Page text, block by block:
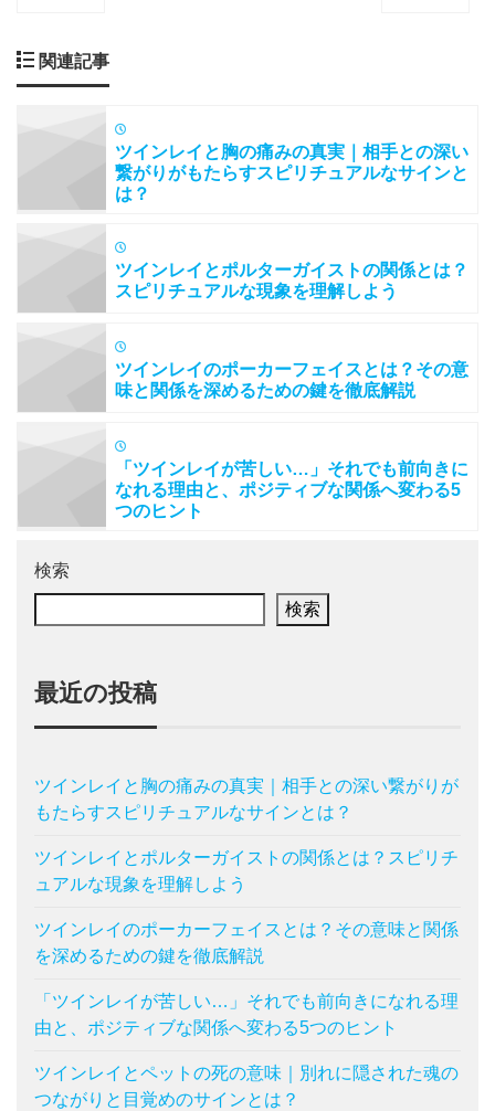
関連記事
ツインレイと胸の痛みの真実｜相手との深い
繋がりがもたらすスピリチュアルなサインと
は？
ツインレイとポルターガイストの関係とは？
スピリチュアルな現象を理解しよう
ツインレイのポーカーフェイスとは？その意
味と関係を深めるための鍵を徹底解説
「ツインレイが苦しい…」それでも前向きに
なれる理由と、ポジティブな関係へ変わる5
つのヒント
検索
検索
最近の投稿
ツインレイと胸の痛みの真実｜相手との深い繋がりが
もたらすスピリチュアルなサインとは？
ツインレイとポルターガイストの関係とは？スピリチ
ュアルな現象を理解しよう
ツインレイのポーカーフェイスとは？その意味と関係
を深めるための鍵を徹底解説
「ツインレイが苦しい…」それでも前向きになれる理
由と、ポジティブな関係へ変わる5つのヒント
ツインレイとペットの死の意味｜別れに隠された魂の
つながりと目覚めのサインとは？